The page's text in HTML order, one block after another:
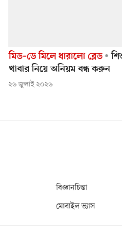
মিড–ডে মিলে ধারালো ব্লেড
খাবার নিয়ে অনিয়ম বন্ধ করুন
২৬ জুলাই ২০২৬
বিজ্ঞানচিন্তা
মোবাইল ভ্যাস